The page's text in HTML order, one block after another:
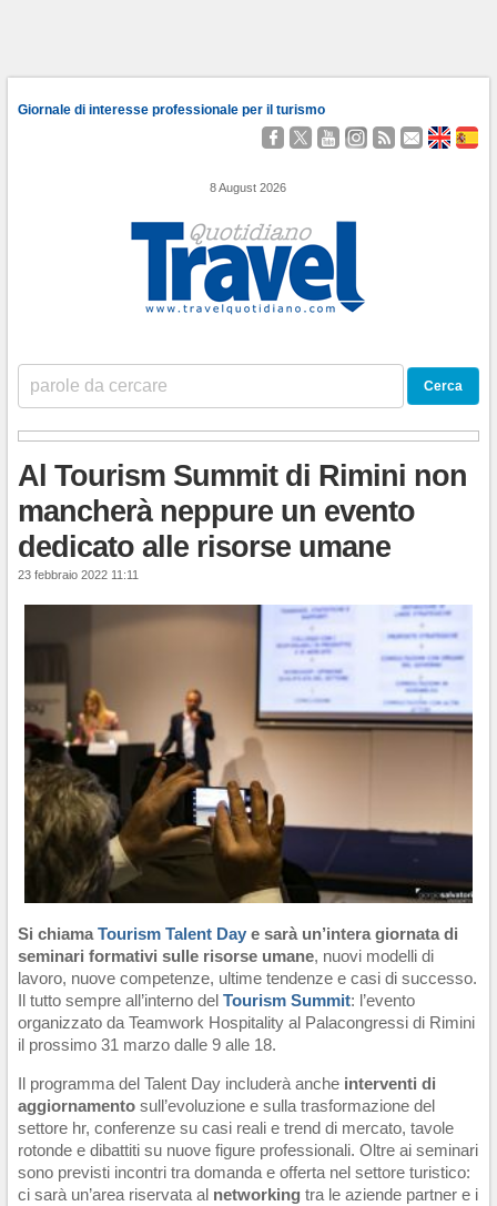
Giornale di interesse professionale per il turismo
SeguiciSeguiGuardaciSeguiciSeguiContattaci
About
8 August 2026
Al Tourism Summit di Rimini non
mancherà neppure un evento
dedicato alle risorse umane
23 febbraio 2022 11:11
Si chiamaTourism Talent Daye sarà un’intera giornata di
seminari formativi sulle risorse umane, nuovi modelli di
lavoro, nuove competenze, ultime tendenze e casi di successo.
Il tutto sempre all’interno del Tourism Summit: l’evento
organizzato da Teamwork Hospitality al Palacongressi di Rimini
il prossimo 31 marzo dalle 9 alle 18.
Il programma del Talent Day includerà ancheinterventi di
aggiornamentosull’evoluzione e sulla trasformazione del
settore hr, conferenze su casi reali e trend di mercato, tavole
rotonde e dibattiti su nuove figure professionali. Oltre ai seminari
sono previsti incontri tra domanda e offerta nel settore turistico:
ci sarà un’area riservata al networking tra le aziende partner e i